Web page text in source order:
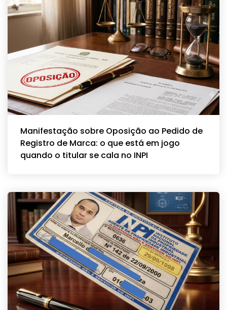
Manifestação sobre Oposição ao Pedido de
Registro de Marca: o que está em jogo
quando o titular se cala no INPI